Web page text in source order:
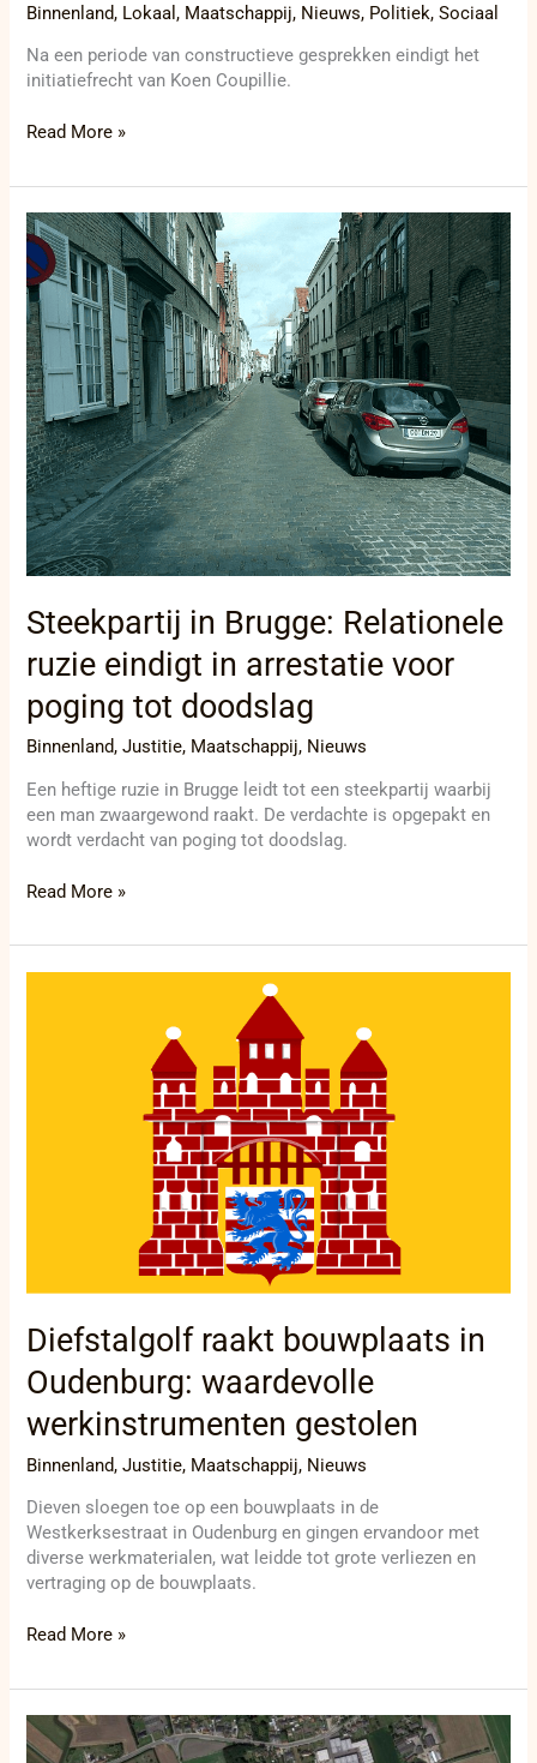
Binnenland, Lokaal , Maatschappij, Nieuws, Politiek,Sociaal
Na een periode van constructieve gesprekken eindigt het
initiatiefrecht van Koen Coupillie.
Read More »
Steekpartij in Brugge: Relationele
ruzie eindigt in arrestatie voor
poging tot doodslag
Binnenland,Justitie, Maatschappij, Nieuws
Een heftige ruzie in Brugge leidt tot een steekpartij waarbij
een man zwaargewond raakt. De verdachte is opgepakt en
wordt verdacht van poging tot doodslag.
Steekpartij
in
Brugge:
Relationele
ruzie
eindigt
in
arrestatie
voor
poging
tot
doodslag
Read More »
Diefstalgolf raakt bouwplaats in
Oudenburg: waardevolle
werkinstrumenten gestolen
Binnenland,Justitie, Maatschappij, Nieuws
Dieven sloegen toe op een bouwplaats in de
Westkerksestraat in Oudenburg en gingen ervandoor met
diverse werkmaterialen, wat leidde tot grote verliezen en
vertraging op de bouwplaats.
werkinstrumenten
Read More »
Lang
oliespoor